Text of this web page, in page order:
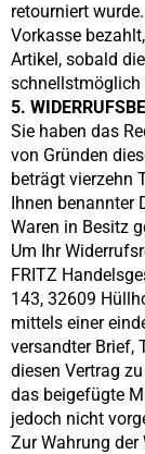
retourniert
Vorkasse
Artikel, sobald
schnellstmöglich
5.
Sie haben das
von Gründen
beträgt vierzehn
Ihnen benannter
Waren in Besitz
Um Ihr
FRITZ
143, 32609
mittels einer
versandter Brief,
diesen Vertrag
das beigefügte
jedoch nicht
Zur Wahrung